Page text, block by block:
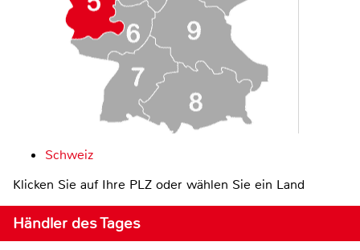
Schweiz
Klicken Sie auf Ihre PLZ oder wählen Sie ein Land
Händler des Tages